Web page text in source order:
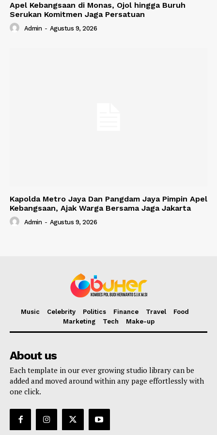
Apel Kebangsaan di Monas, Ojol hingga Buruh
Serukan Komitmen Jaga Persatuan
Admin - Agustus 9, 2026
Kapolda Metro Jaya Dan Pangdam Jaya Pimpin Apel
Kebangsaan, Ajak Warga Bersama Jaga Jakarta
Admin - Agustus 9, 2026
Music Celebrity Politics Finance Travel
Food
Marketing
Tech Make-up
About us
Each template in our ever growing studio library can be
added and moved around within any page effortlessly with
one click.